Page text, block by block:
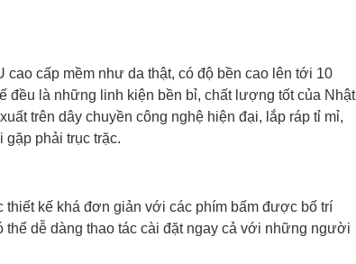
cấp mềm như da thật, có độ bền cao lên tới 10
đều là những linh kiện bền bỉ, chất lượng tốt của Nhật
trên dây chuyền công nghệ hiện đại, lắp ráp tỉ mỉ,
gặp phải trục trặc.
kế khá đơn giản với các phím bấm được bố trí
dễ dàng thao tác cài đặt ngay cả với những người